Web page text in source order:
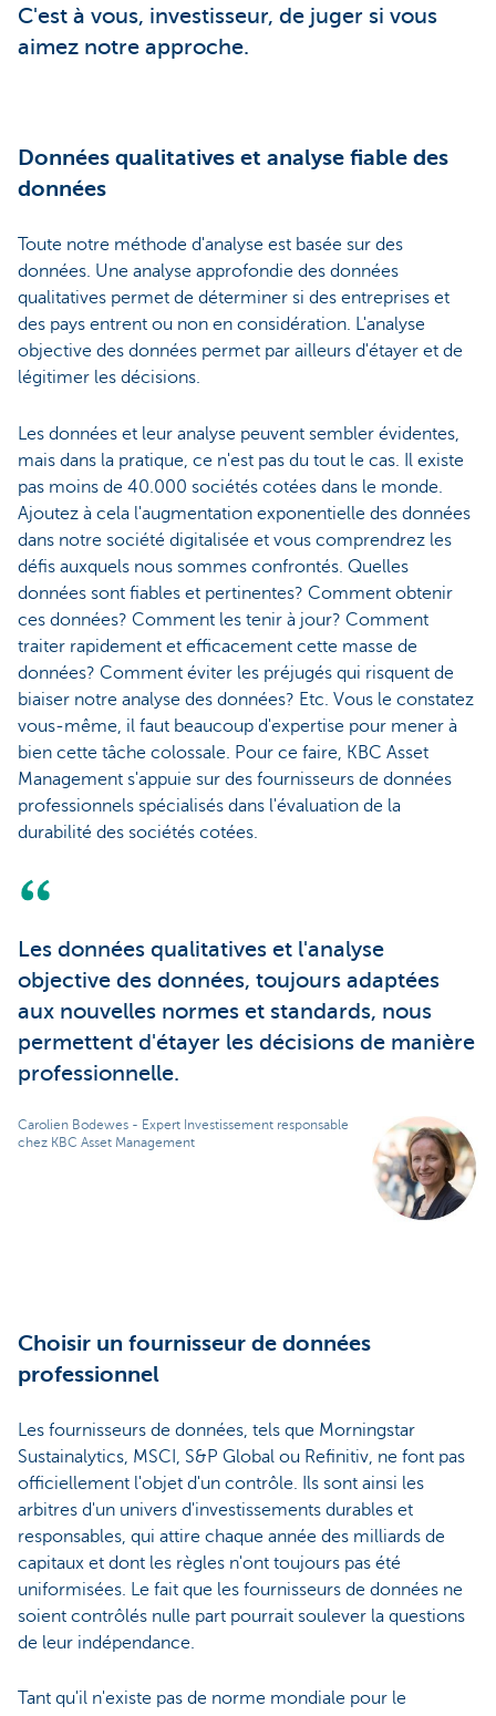
C'est à vous, investisseur, de juger si vous
aimez notre approche.
Données qualitatives et analyse fiable des
données
Toute notre méthode d'analyse est basée sur des
données. Une analyse approfondie des données
qualitatives permet de déterminer si des entreprises et
des pays entrent ou non en considération. L'analyse
objective des données permet par ailleurs d'étayer et de
légitimer les décisions.
Les données et leur analyse peuvent sembler évidentes,
mais dans la pratique, ce n'est pas du tout le cas. Il existe
pas moins de 40.000 sociétés cotées dans le monde.
Ajoutez à cela l'augmentation exponentielle des données
dans notre société digitalisée et vous comprendrez les
défis auxquels nous sommes confrontés. Quelles
données sont fiables et pertinentes? Comment obtenir
ces données? Comment les tenir à jour? Comment
traiter rapidement et efficacement cette masse de
données? Comment éviter les préjugés qui risquent de
biaiser notre analyse des données? Etc. Vous le constatez
vous-même, il faut beaucoup d'expertise pour mener à
bien cette tâche colossale. Pour ce faire, KBC Asset
Management s'appuie sur des fournisseurs de données
professionnels spécialisés dans l'évaluation de la
durabilité des sociétés cotées.
Les données qualitatives et l'analyse
objective des données, toujours adaptées
aux nouvelles normes et standards, nous
permettent d'étayer les décisions de manière
professionnelle.
Carolien Bodewes - Expert Investissement responsable
chez KBC Asset Management
Choisir un fournisseur de données
professionnel
Les fournisseurs de données, tels que Morningstar
Sustainalytics, MSCI, S&P Global ou Refinitiv, ne font pas
officiellement l'objet d'un contrôle. Ils sont ainsi les
arbitres d'un univers d'investissements durables et
responsables, qui attire chaque année des milliards de
capitaux et dont les règles n'ont toujours pas été
uniformisées. Le fait que les fournisseurs de données ne
soient contrôlés nulle part pourrait soulever la questions
de leur indépendance.
Tant qu'il n'existe pas de norme mondiale pour le